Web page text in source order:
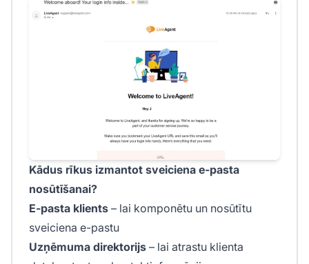
Kādus rīkus izmantot sveiciena e-pasta
nosūtīšanai?
E-pasta klients – lai komponētu un nosūtītu
sveiciena e-pastu
Uzņēmuma direktorijs – lai atrastu klienta